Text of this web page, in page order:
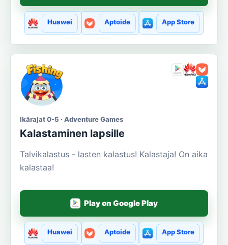
Huawei Aptoide App Store
Ikärajat 0-5 · Adventure Games
Kalastaminen lapsille
Talvikalastus - lasten kalastus! Kalastaja! On aika
kalastaa!
Play on Google Play
Huawei Aptoide App Store